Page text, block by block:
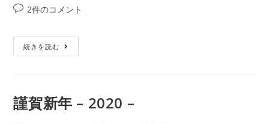
2件のコメント
続きを読む
謹賀新年 – 2020 –